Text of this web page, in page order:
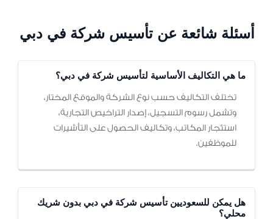
أسئلة شائعة عن تأسيس شركة في دبي
ما هي التكاليف الأساسية لتأسيس شركة في دبي؟
تختلف التكاليف حسب نوع الشركة والموقع المختار،
وتشمل رسوم التسجيل، إصدار التراخيص التجارية،
استئجار المكاتب، وتكاليف الحصول على التأشيرات
للموظفين.
هل يمكن للسعوديين تأسيس شركة في دبي بدون شريك
محلي؟